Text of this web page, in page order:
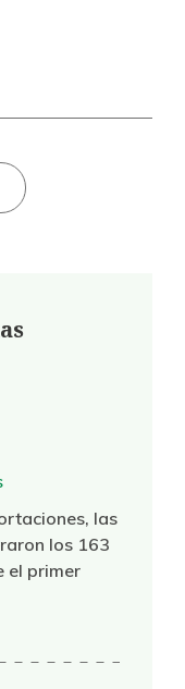
las
los 163
el primer